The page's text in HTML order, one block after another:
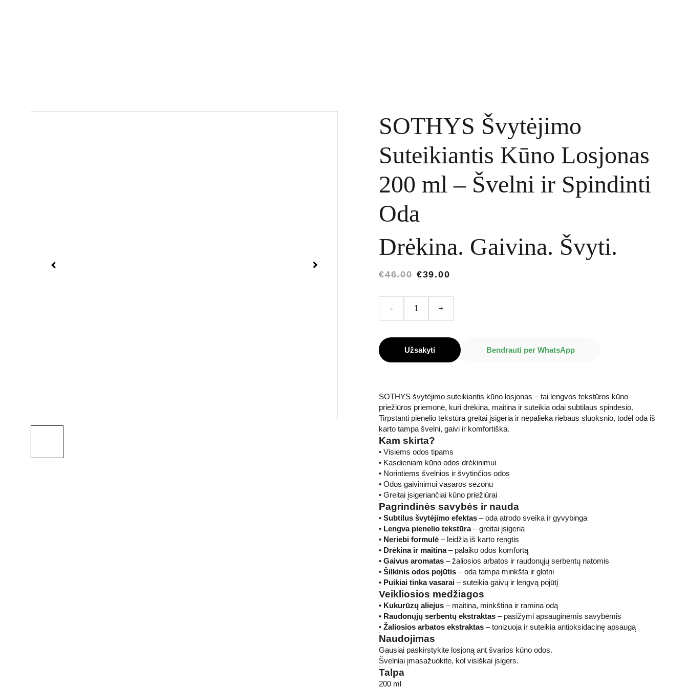
SOTHYS Švytėjimo
Suteikiantis Kūno Losjonas
200 ml – Švelni ir Spindinti
Oda
Drėkina. Gaivina. Švyti.
€46.00 €39.00
- +
Užsakyti Bendrauti per WhatsApp
SOTHYS švytėjimo suteikiantis kūno losjonas – tai lengvos tekstūros kūno
priežiūros priemonė, kuri drėkina, maitina ir suteikia odai subtilaus spindesio.
Tirpstanti pienelio tekstūra greitai įsigeria ir nepalieka riebaus sluoksnio, todėl oda iš
karto tampa švelni, gaivi ir komfortiška.
Kam skirta?
• Visiems odos tipams
• Kasdieniam kūno odos drėkinimui
• Norintiems švelnios ir švytinčios odos
• Odos gaivinimui vasaros sezonu
• Greitai įsigeriančiai kūno priežiūrai
Pagrindinės savybės ir nauda
• Subtilus švytėjimo efektas – oda atrodo sveika ir gyvybinga
• Lengva pienelio tekstūra– greitai įsigeria
• Neriebi formulė – leidžia iš karto rengtis
• Drėkina ir maitina– palaiko odos komfortą
• Gaivus aromatas – žaliosios arbatos ir raudonųjų serbentų natomis
• Šilkinis odos pojūtis – oda tampa minkšta ir glotni
• Puikiai tinka vasarai – suteikia gaivų ir lengvą pojūtį
Veikliosios medžiagos
• Kukurūzų aliejus – maitina, minkština ir ramina odą
• Raudonųjų serbentų ekstraktas – pasižymi apsauginėmis savybėmis
• Žaliosios arbatos ekstraktas – tonizuoja ir suteikia antioksidacinę apsaugą
Naudojimas
Gausiai paskirstykite losjoną ant švarios kūno odos.
Švelniai įmasažuokite, kol visiškai įsigers.
Talpa
200 ml